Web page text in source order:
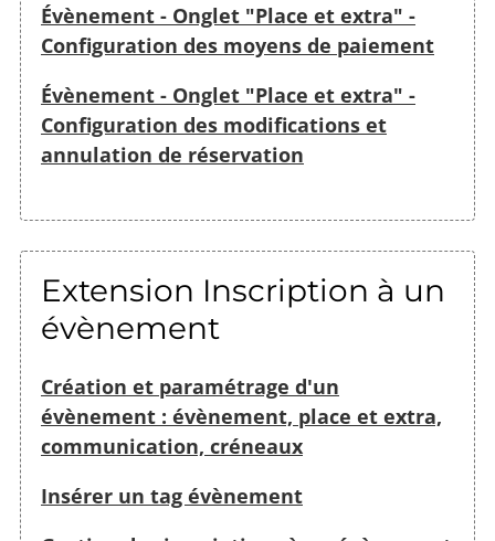
Évènement - Onglet "Place et extra" -
Configuration des moyens de paiement
Évènement - Onglet "Place et extra" -
Configuration des modifications et
annulation de réservation
Extension Inscription à un
évènement
Création et paramétrage d'un
évènement : évènement, place et extra,
communication, créneaux
Insérer un tag évènement